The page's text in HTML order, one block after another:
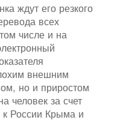
ждут его резкого
всех
числе и на
внешним
но и приростом
человек за счет
России Крыма и